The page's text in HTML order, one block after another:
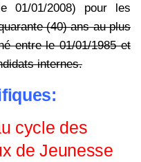
01/01/2008) pour les
(40) ans au plus
entre le 01/01/1985 et
internes.
cycle des
de Jeunesse